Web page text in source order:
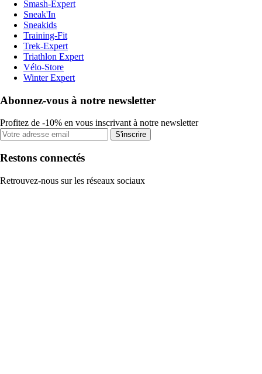
Smash-Expert
Sneak'In
Sneakids
Training-Fit
Trek-Expert
Triathlon Expert
Vélo-Store
Winter Expert
Abonnez-vous à notre newsletter
Profitez de -10% en vous inscrivant à notre newsletter
S'inscrire
Restons connectés
Retrouvez-nous sur les réseaux sociaux